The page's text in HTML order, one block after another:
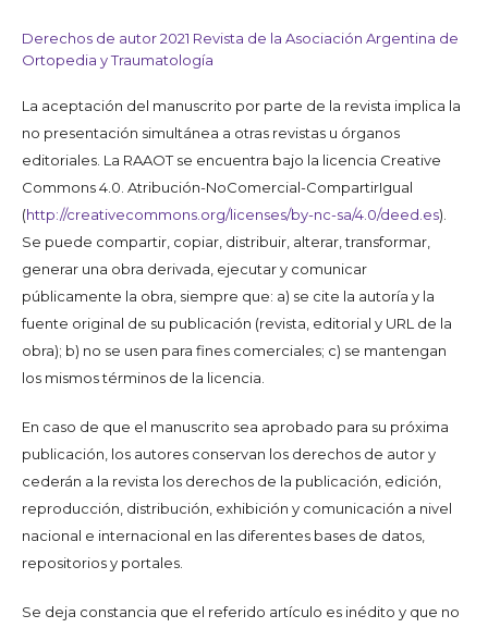
Derechos de autor 2021 Revista de la Asociación Argentina de
Ortopedia y Traumatología
La aceptación del manuscrito por parte de la revista implica la
no presentación simultánea a otras revistas u órganos
editoriales. La RAAOT se encuentra bajo la licencia Creative
Commons 4.0. Atribución-NoComercial-CompartirIgual
(http://creativecommons.org/licenses/by-nc-sa/4.0/deed.es).
Se puede compartir, copiar, distribuir, alterar, transformar,
generar una obra derivada, ejecutar y comunicar
públicamente la obra, siempre que: a) se cite la autoría y la
fuente original de su publicación (revista, editorial y URL de la
obra); b) no se usen para fines comerciales; c) se mantengan
los mismos términos de la licencia.
En caso de que el manuscrito sea aprobado para su próxima
publicación, los autores conservan los derechos de autor y
cederán a la revista los derechos de la publicación, edición,
reproducción, distribución, exhibición y comunicación a nivel
nacional e internacional en las diferentes bases de datos,
repositorios y portales.
Se deja constancia que el referido artículo es inédito y que no